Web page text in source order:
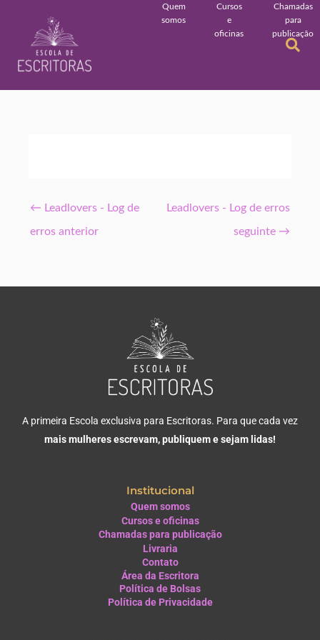
Quem
somos
Cursos
e
oficinas
Chamadas
para
publicação
← Leadlovers - Log de
erros anterior
Leadlovers - Log de erros
seguinte →
A primeira Escola exclusiva para Escritoras. Para que cada vez
mais mulheres escrevam, publiquem e sejam lidas!
Institucional
Quem somos
Cursos e oficinas
Chamadas para publicação
Livraria
Contato
Área da Escritora
Política de Bolsas
Política de Privacidade